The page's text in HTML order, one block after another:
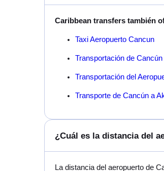
Caribbean transfers también
Taxi Aeropuerto Cancun
Transportación de Cancún
Transportación del
Transporte de Cancún a
¿Cuál es la distancia del
La distancia del aeropuerto de